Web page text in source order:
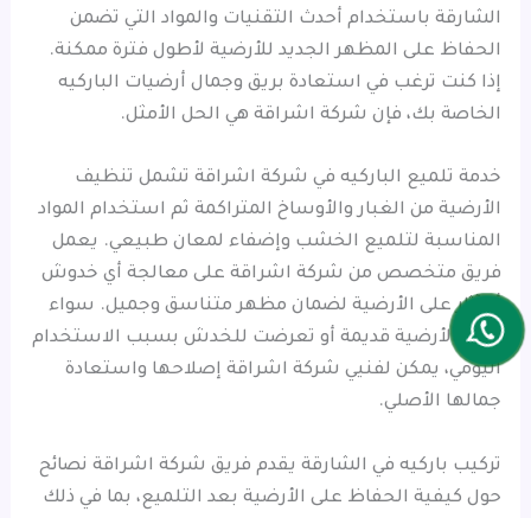
الشارقة باستخدام أحدث التقنيات والمواد التي تضمن
الحفاظ على المظهر الجديد للأرضية لأطول فترة ممكنة.
إذا كنت ترغب في استعادة بريق وجمال أرضيات الباركيه
الخاصة بك، فإن شركة اشراقة هي الحل الأمثل.
خدمة تلميع الباركيه في شركة اشراقة تشمل تنظيف
الأرضية من الغبار والأوساخ المتراكمة ثم استخدام المواد
المناسبة لتلميع الخشب وإضفاء لمعان طبيعي. يعمل
فريق متخصص من شركة اشراقة على معالجة أي خدوش
أو آثار على الأرضية لضمان مظهر متناسق وجميل. سواء
كانت الأرضية قديمة أو تعرضت للخدش بسبب الاستخدام
اليومي، يمكن لفنيي شركة اشراقة إصلاحها واستعادة
جمالها الأصلي.
تركيب باركيه في الشارقة يقدم فريق شركة اشراقة نصائح
حول كيفية الحفاظ على الأرضية بعد التلميع، بما في ذلك